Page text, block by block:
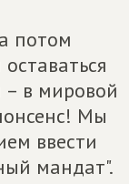
потом
в мировой
Мы
ввести
мандат".